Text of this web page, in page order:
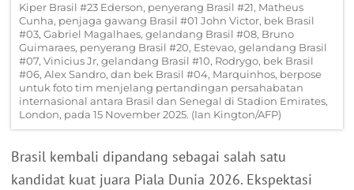
Kiper Brasil #23 Ederson, penyerang Brasil #21, Matheus
Cunha, penjaga gawang Brasil #01 John Victor, bek Brasil
#03, Gabriel Magalhaes, gelandang Brasil #08, Bruno
Guimaraes, penyerang Brasil #20, Estevao, gelandang Brasil
#07, Vinicius Jr, gelandang Brasil #10, Rodrygo, bek Brasil
#06, Alex Sandro, dan bek Brasil #04, Marquinhos, berpose
untuk foto tim menjelang pertandingan persahabatan
internasional antara Brasil dan Senegal di Stadion Emirates,
London, pada 15 November 2025. (Ian Kington/AFP)
Brasil kembali dipandang sebagai salah satu
kandidat kuat juara Piala Dunia 2026. Ekspektasi